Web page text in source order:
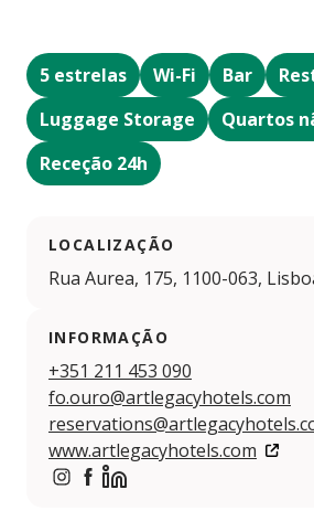
5 estrelas Wi-Fi Bar
Luggage Storage
Quartos
Receção 24h
LOCALIZAÇÃO
Rua Aurea, 175, 1100-063,
INFORMAÇÃO
+351 211 453 090
fo.ouro@artlegacyhotels.com
www.artlegacyhotels.com